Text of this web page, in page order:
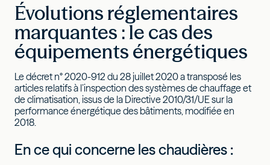
Évolutions réglementaires
marquantes : le cas des
équipements énergétiques
Le décret n° 2020-912 du 28 juillet 2020 a transposé les
articles relatifs à l’inspection des systèmes de chauffage et
de climatisation, issus de la Directive 2010/31/UE sur la
performance énergétique des bâtiments, modifiée en
2018.
En ce qui concerne les chaudières :